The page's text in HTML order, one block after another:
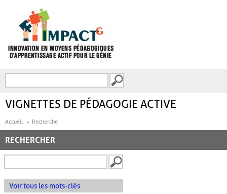
FORMULAIRE DE
VIGNETTES DE PÉDAGOGIE ACTIVE
Accueil Recherche
RECHERCHER
Voir tous les mots-clés